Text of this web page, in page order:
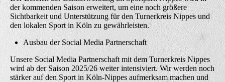
der kommenden Saison erweitert, um eine noch größere
Sichtbarkeit und Unterstützung für den Turnerkreis Nippes und
den lokalen Sport in Köln zu gewährleisten.
Ausbau der Social Media Partnerschaft
Unsere Social Media Partnerschaft mit dem Turnerkreis Nippes
wird ab der Saison 2025/26 weiter intensiviert. Wir werden noch
stärker auf den Sport in Köln-Nippes aufmerksam machen und